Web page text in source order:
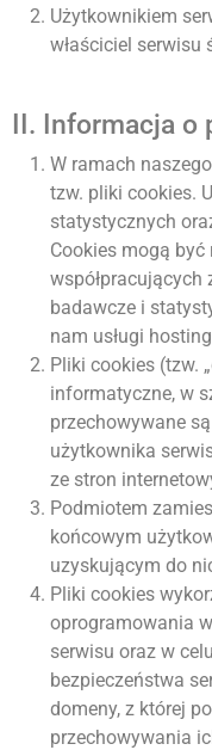
Użytkownikiem
właściciel serwisu
II. Informacja o
W ramach
tzw. pliki cookies.
statystycznych
Cookies mogą
współpracujących
badawcze i
nam usługi
Pliki cookies (tzw.
informatyczne, w
przechowywane
użytkownika
ze stron
Podmiotem
końcowym
uzyskującym do
Pliki cookies
oprogramowania
serwisu oraz w
bezpieczeństwa
domeny, z której
przechowywania